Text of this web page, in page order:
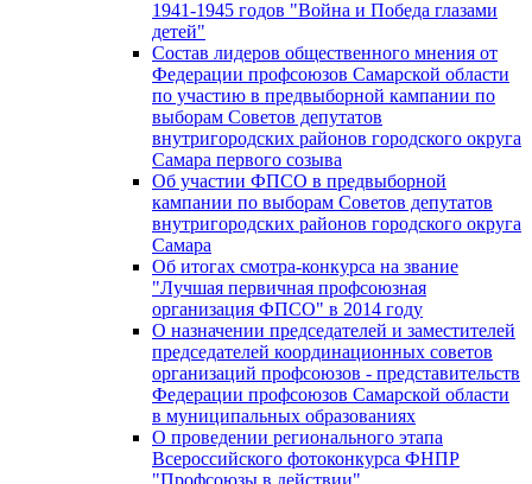
1941-1945 годов "Война и Победа глазами
детей"
Состав лидеров общественного мнения от
Федерации профсоюзов Самарской области
по участию в предвыборной кампании по
выборам Советов депутатов
внутригородских районов городского округа
Самара первого созыва
Об участии ФПСО в предвыборной
кампании по выборам Советов депутатов
внутригородских районов городского округа
Самара
Об итогах смотра-конкурса на звание
"Лучшая первичная профсоюзная
организация ФПСО" в 2014 году
О назначении председателей и заместителей
председателей координационных советов
организаций профсоюзов - представительств
Федерации профсоюзов Самарской области
в муниципальных образованиях
О проведении регионального этапа
Всероссийского фотоконкурса ФНПР
"Профсоюзы в действии"